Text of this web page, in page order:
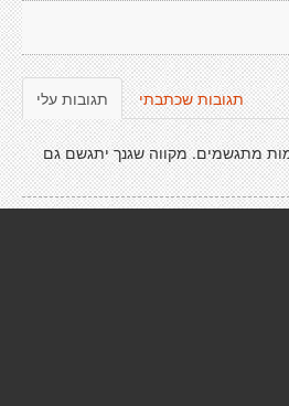
תגובות עלי תגובות שכתבתי
מתגשמים. מקווה שגנך יתגשם גם